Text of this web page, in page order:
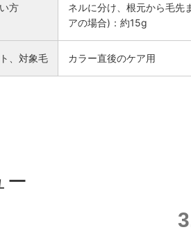
方
ネルに分け、根元から毛
アの場合)：約15g
、対象毛 カラー直後のケア用
ー